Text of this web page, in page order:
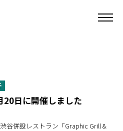
20日に開催しました
谷併設レストラン「Graphic Grill &